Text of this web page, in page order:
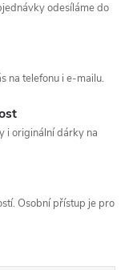
odesíláme do
na telefonu i e-mailu.
i originální dárky na
Osobní přístup je pro